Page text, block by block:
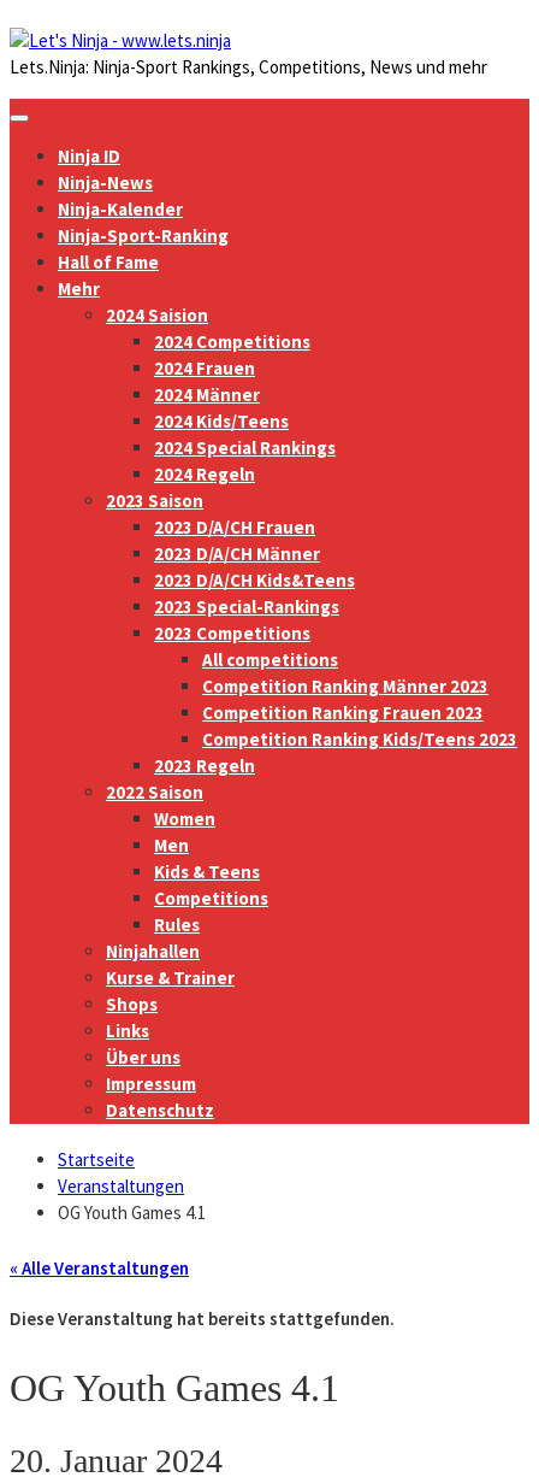
Inhalt
springen
Lets.Ninja: Ninja-Sport Rankings, Competitions, News und mehr
Ninja ID
Ninja-News
Ninja-Kalender
Ninja-Sport-Ranking
Hall of Fame
Mehr
2024 Saision
2024 Competitions
2024 Frauen
2024 Männer
2024 Kids/Teens
2024 Special Rankings
2024 Regeln
2023 Saison
2023 D/A/CH Frauen
2023 D/A/CH Männer
2023 D/A/CH Kids&Teens
2023 Special-Rankings
2023 Competitions
All competitions
Competition Ranking Männer 2023
Competition Ranking Frauen 2023
Competition Ranking Kids/Teens 2023
2023 Regeln
2022 Saison
Women
Men
Kids & Teens
Competitions
Rules
Ninjahallen
Kurse & Trainer
Shops
Links
Über uns
Impressum
Datenschutz
Startseite
Veranstaltungen
OG Youth Games 4.1
« Alle Veranstaltungen
Diese Veranstaltung hat bereits stattgefunden.
OG Youth Games 4.1
20. Januar 2024